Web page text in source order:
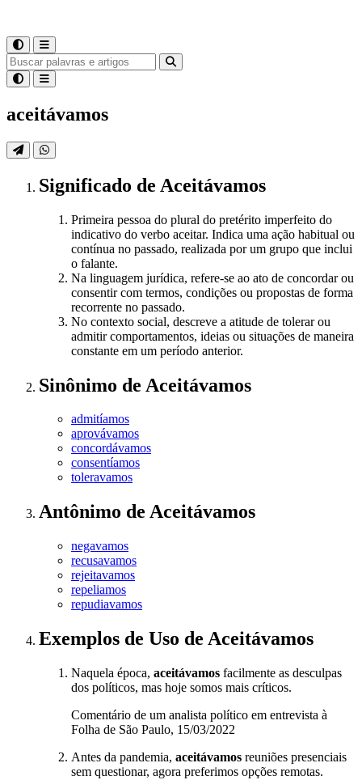
aceitávamos
Significado de Aceitávamos
Primeira pessoa do plural do pretérito imperfeito do
indicativo do verbo aceitar. Indica uma ação habitual ou
contínua no passado, realizada por um grupo que inclui
o falante.
Na linguagem jurídica, refere-se ao ato de concordar ou
consentir com termos, condições ou propostas de forma
recorrente no passado.
No contexto social, descreve a atitude de tolerar ou
admitir comportamentos, ideias ou situações de maneira
constante em um período anterior.
Sinônimo de Aceitávamos
admitíamos
aprovávamos
concordávamos
consentíamos
toleravamos
Antônimo de Aceitávamos
negavamos
recusavamos
rejeitavamos
repeliamos
repudiavamos
Exemplos de Uso de Aceitávamos
Naquela época, aceitávamos facilmente as desculpas
dos políticos, mas hoje somos mais críticos.
Comentário de um analista político em entrevista à
Folha de São Paulo, 15/03/2022
Antes da pandemia, aceitávamos reuniões presenciais
sem questionar, agora preferimos opções remotas.